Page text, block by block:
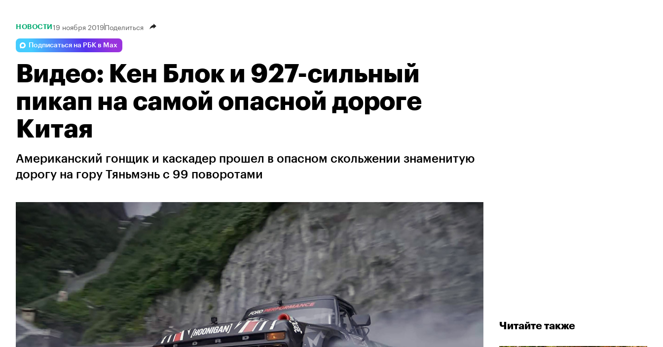
Читайте также
НОВОСТИ 19 ноября 2019Поделиться
Подписаться на РБК в Max
Видео: Кен Блок и 927-сильный
пикап на самой опасной дороге
Китая
Американский гонщик и каскадер прошел в опасном скольжении знаменитую
дорогу на гору Тяньмэнь с 99 поворотами